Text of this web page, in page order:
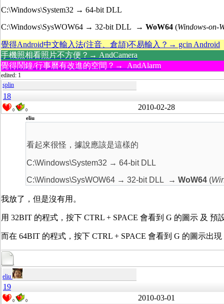
C:\Windows\System32 → 64-bit DLL
C:\Windows\SysWOW64 → 32-bit DLL
→ WoW64 (Windows-on-
覺得Android中文輸入法(注音、倉頡)不易輸入？→ gcin Android
手機照相看照片不方便？→ AndCamera
覺得鬧鐘/行事曆有改進的空間？→ AndAlarm
edited: 1
splin
18
0 0 2010-02-28
eliu
看起來很怪，據說應該是這樣的
C:\Windows\System32 → 64-bit DLL
C:\Windows\SysWOW64 → 32-bit DLL
→ WoW64 (
我放了，但是沒有用。
用 32BIT 的程式，按下 CTRL + SPACE 會看到 G 的圖示 及
而在 64BIT 的程式，按下 CTRL + SPACE 會看到 G 的圖示出
eliu
19
0 0 2010-03-01